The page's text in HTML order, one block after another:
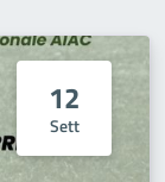
12
Sett